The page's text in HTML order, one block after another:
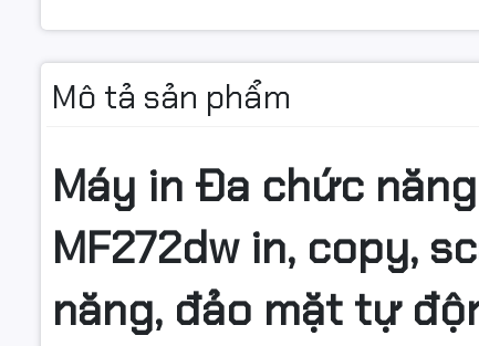
Mô tả sản phẩm
Máy in Đa chức
MF272dw in, copy,
năng, đảo mặt tự
Xuất xứ